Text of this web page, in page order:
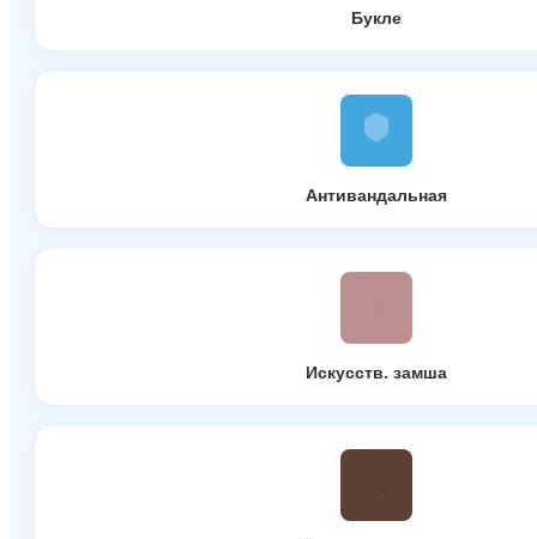
Букле
Антивандальная
Искусств. замша